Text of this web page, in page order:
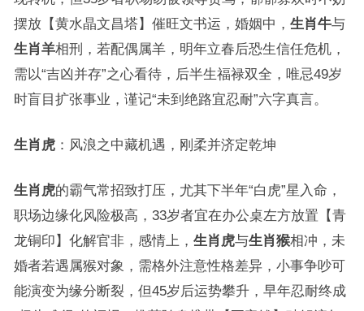
摆放【黄水晶文昌塔】催旺文书运，婚姻中， 生肖牛与
生肖羊相刑，若配偶属羊，明年立春后恐生信任危机，
需以“吉凶并存”之心看待，后半生福禄双全，唯忌49岁
时盲目扩张事业，谨记“未到绝路宜忍耐”六字真言。
生肖虎：风浪之中藏机遇，刚柔并济定乾坤
生肖虎的霸气常招致打压，尤其下半年“白虎”星入命，
职场边缘化风险极高，33岁者宜在办公桌左方放置【青
龙铜印】化解官非，感情上， 生肖虎与生肖猴相冲，未
婚者若遇属猴对象，需格外注意性格差异，小事争吵可
能演变为缘分断裂，但45岁后运势攀升，早年忍耐终成